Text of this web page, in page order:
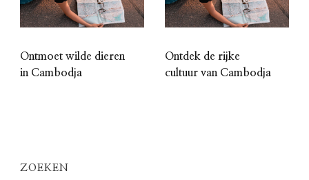
Ontmoet wilde dieren
in Cambodja
Ontdek de rijke
cultuur van Cambodja
ZOEKEN